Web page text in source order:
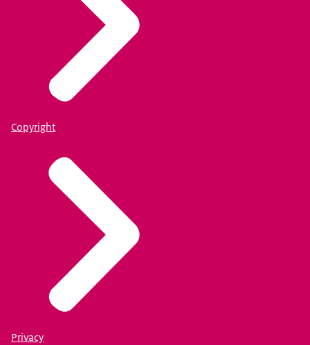
Copyright
Privacy